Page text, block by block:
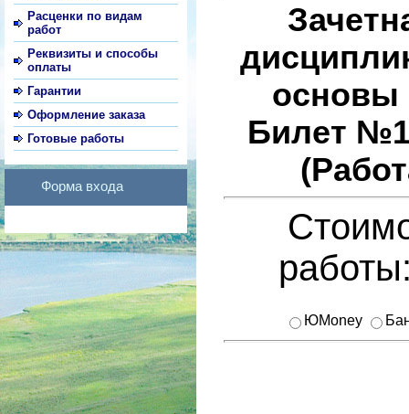
Расценки по видам
работ
Реквизиты и способы
оплаты
Гарантии
Оформление заказа
Готовые работы
Форма входа
основы
Билет
ЮMoney